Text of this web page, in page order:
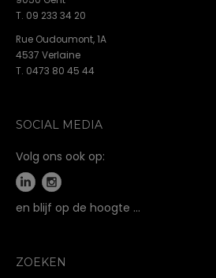
T. 09 233 34 20
Rue Oudoumont, 1A
4537 Verlaine
T. 0473 80 45 44
SOCIAL MEDIA
Volg ons ook op:
en blijf op de hoogte …
ZOEKEN